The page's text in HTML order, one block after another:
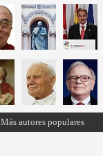
Más autores populares